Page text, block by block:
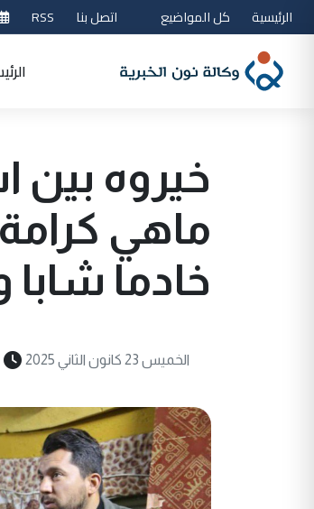
الرئيسية كل المواضيع اتصل بنا RSS
خيروه بين
ماهي
خادما شابا
الخميس 23 كانون الثاني 2025